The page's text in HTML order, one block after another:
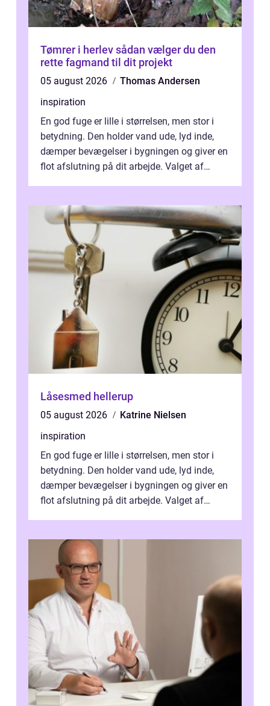
Tømrer i herlev sådan vælger du den
rette fagmand til dit projekt
05 august 2026
Thomas Andersen
inspiration
En god fuge er lille i størrelsen, men stor i
betydning. Den holder vand ude, lyd inde,
dæmper bevægelser i bygningen og giver en
flot afslutning på dit arbejde. Valget af
Låsesmed hellerup
05 august 2026
Katrine Nielsen
inspiration
En god fuge er lille i størrelsen, men stor i
betydning. Den holder vand ude, lyd inde,
dæmper bevægelser i bygningen og giver en
flot afslutning på dit arbejde. Valget af